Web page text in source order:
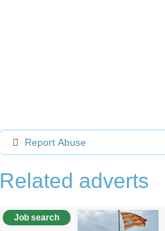
Report Abuse
Related adverts
Job search